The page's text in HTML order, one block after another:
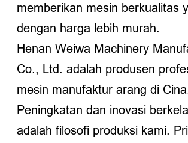
memberikan mesin berkualitas
dengan harga lebih murah.
Henan Weiwa Machinery
Co., Ltd. adalah produsen
mesin manufaktur arang di
Peningkatan dan inovasi
adalah filosofi produksi kami.